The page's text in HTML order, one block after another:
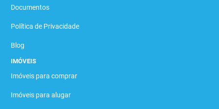
Documentos
Política de Privacidade
Blog
IMÓVEIS
Imóveis para comprar
Imóveis para alugar